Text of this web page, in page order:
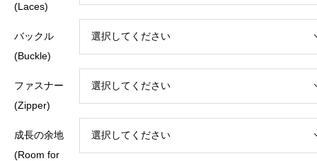
(Laces)
バックル
(Buckle)
ファスナー
(Zipper)
成長の余地
(Room for